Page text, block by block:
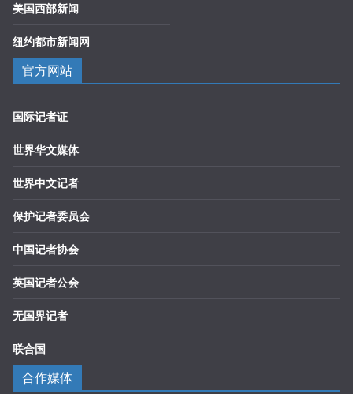
美国西部新闻
纽约都市新闻网
官方网站
国际记者证
世界华文媒体
世界中文记者
保护记者委员会
中国记者协会
英国记者公会
无国界记者
联合国
合作媒体